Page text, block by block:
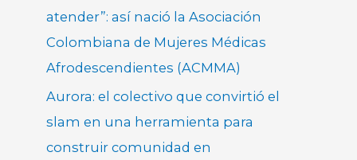
atender”: así nació la Asociación
Colombiana de Mujeres Médicas
Afrodescendientes (ACMMA)
Aurora: el colectivo que convirtió el
slam en una herramienta para
construir comunidad en